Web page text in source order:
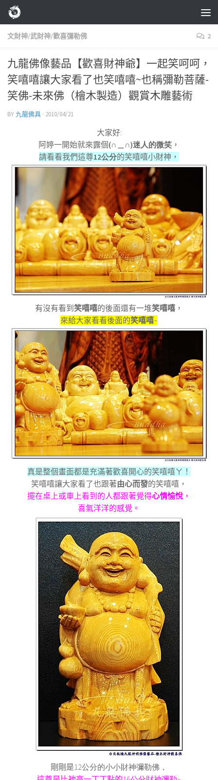
Skip to content
文財神/武財神/歡喜彌勒佛 2
九龍佛像藝品【歡喜財神爺】一起笑呵呵，
笑嘻嘻讓大家看了也笑嘻嘻~也稱彌勒菩薩-
笑佛-未來佛（檜木製造）觀賞木雕藝術
BY 九龍佛具 · 2010/04/21
大家好:
阿婷一開始就來露個(∩＿∩)迷人的微笑 ，
請看看我們這尊12公分的笑嘻嘻小財神，
有沒有看到 笑嘻嘻的後面還有一堆笑嘻嘻 ，
來給大家看看後面的笑嘻嘻~
真是整個畫面都是充滿著歡喜開心的笑嘻嘻ㄚ！
笑嘻嘻讓大家看了也跟著由心而發的笑嘻嘻，
擺在桌上或車上看到的人都跟著覺得心情愉悅 ，
喜氣洋洋的感覺。
剛剛是12公分的小小財神彌勒佛，